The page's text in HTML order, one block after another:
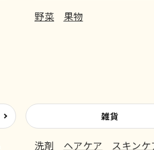
野菜 果物
雑貨
洗剤 ヘアケア
スキンケ